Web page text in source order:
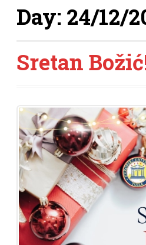
Day: 24/12/
Sretan